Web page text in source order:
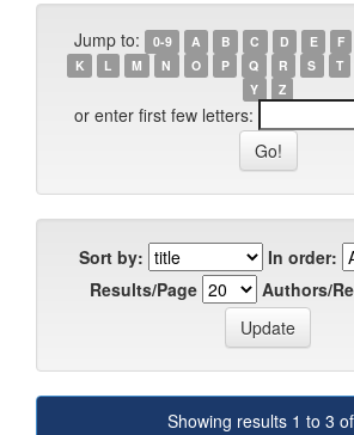
Jump to: 0-9 A B C D E F
K
L M N O P Q R S T
Y
Z
or enter first few letters:
Sort by:
In order:
Results/Page
Authors/
Showing results 1 to 3